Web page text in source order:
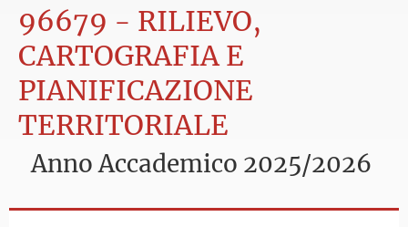
96679 - RILIEVO,
CARTOGRAFIA E
PIANIFICAZIONE
TERRITORIALE
Anno Accademico 2025/2026